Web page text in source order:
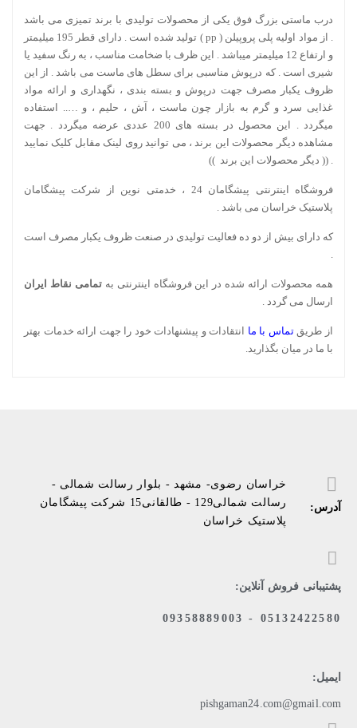
درب ماستی بزرگ فوق یکی از محصولات تولیدی با برند تمیزی می باشد
. از مواد اولیه پلی پروپیلن ( pp ) تولید شده است . دارای قطر 195 میلیمتر
و ارتفاع 12 میلیمتر میباشد . این ظرف با ضخامت مناسب ، به رنگ سفید یا
شیری است . که درپوش مناسبی برای سطل های ماست می باشد . از این
ظروف یکبار مصرف جهت درپوش و بسته بندی ، نگهداری و ارائه مواد
غذایی سرد و گرم به بازار چون ماست ، آش ، حلیم ، و ….. استفاده
میگردد . این محصول در بسته های 200 عددی عرضه میگردد . جهت
مشاهده دیگر محصولات این برند ، می توانید روی لینک مقابل کلیک نمایید
. (( دیگر محصولات این برند ))
فروشگاه اینترنتی پیشگامان 24 ، خدمتی نوین از شرکت پیشگامان
پلاستیک خراسان می باشد .
که دارای بیش از دو ده فعالیت تولیدی در صنعت ظروف یکبار مصرف است
همه محصولات ارائه شده در این فروشگاه اینترنتی بهتمامی نقاط ایران
ارسال می گردد .
از طریقتماس با ما
انتقادات و پیشنهادات خود را جهت ارائه خدمات بهتر
با ما در میان بگذارید.
آدرس:
خراسان رضوی- مشهد - بلوار رسالت شمالی -
رسالت شمالی129 - طالقانی15 شرکت پیشگامان
پلاستیک خراسان
پشتیبانی فروش آنلاین:
05132422580 - 09358889003
ایمیل:
pishgaman24.com@gmail.com